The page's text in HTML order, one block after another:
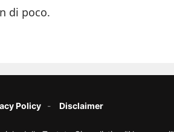
di poco.
Policy Disclaimer